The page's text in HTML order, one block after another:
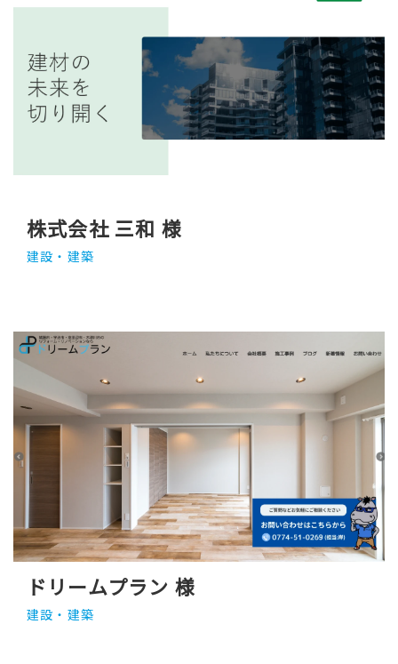
株式会社 三和 様
建設・建築
ドリームプラン 様
建設・建築